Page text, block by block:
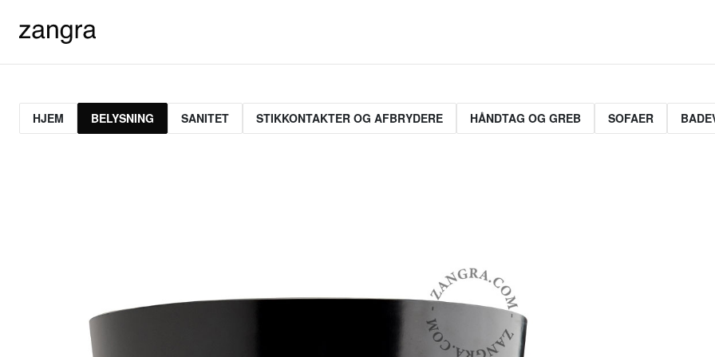
HJEM BELYSNING SANITET STIKKONTAKTER OG AFBRYDERE HÅNDTAG OG GREB SOFAER